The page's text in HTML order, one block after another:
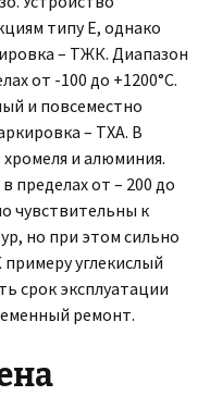
типу Е, однако
– ТЖК. Диапазон
от -100 до +1200°С.
и повсеместно
– ТХА. В
и алюминия.
пределах от – 200 до
чувствительны к
но при этом сильно
углекислый
срок эксплуатации
ремонт.